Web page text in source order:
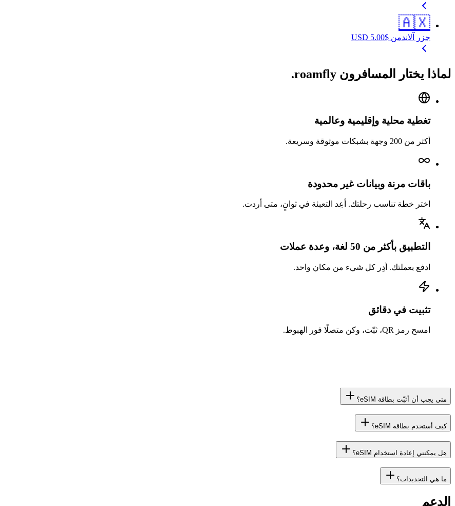
🇦🇽
جزر آلاندمن $
5.00
لماذا يختار المسافرون roamfly.
تغطية محلية وإقليمية وعالمية
أكثر من 200 وجهة بشبكات موثوقة وسريعة.
باقات مرنة وبيانات غير محدودة
اختر خطة تناسب رحلتك. أعِد التعبئة في ثوانٍ، متى أردت.
التطبيق بأكثر من 50 لغة، وعدة عملات
ادفع بعملتك. أدِر كل شيء من مكان واحد.
تثبيت في دقائق
امسح رمز QR، ثبّت، وكن متصلًا فور الهبوط.
متى يجب أن أثبّت بطاقة eSIM؟
كيف أستخدم بطاقة eSIM؟
هل يمكنني إعادة استخدام eSIM؟
ما هي التجديدات؟
الدعم